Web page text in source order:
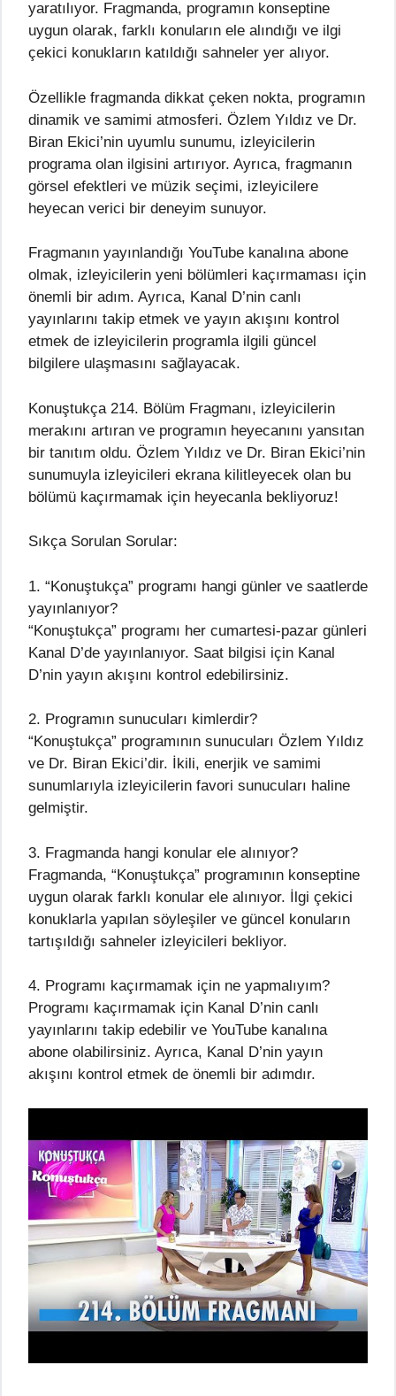
yaratılıyor. Fragmanda, programın konseptine
uygun olarak, farklı konuların ele alındığı ve ilgi
çekici konukların katıldığı sahneler yer alıyor.
Özellikle fragmanda dikkat çeken nokta, programın
dinamik ve samimi atmosferi. Özlem Yıldız ve Dr.
Biran Ekici’nin uyumlu sunumu, izleyicilerin
programa olan ilgisini artırıyor. Ayrıca, fragmanın
görsel efektleri ve müzik seçimi, izleyicilere
heyecan verici bir deneyim sunuyor.
Fragmanın yayınlandığı YouTube kanalına abone
olmak, izleyicilerin yeni bölümleri kaçırmaması için
önemli bir adım. Ayrıca, Kanal D’nin canlı
yayınlarını takip etmek ve yayın akışını kontrol
etmek de izleyicilerin programla ilgili güncel
bilgilere ulaşmasını sağlayacak.
Konuştukça 214. Bölüm Fragmanı, izleyicilerin
merakını artıran ve programın heyecanını yansıtan
bir tanıtım oldu. Özlem Yıldız ve Dr. Biran Ekici’nin
sunumuyla izleyicileri ekrana kilitleyecek olan bu
bölümü kaçırmamak için heyecanla bekliyoruz!
Sıkça Sorulan Sorular:
1. “Konuştukça” programı hangi günler ve saatlerde
yayınlanıyor?
“Konuştukça” programı her cumartesi-pazar günleri
Kanal D’de yayınlanıyor. Saat bilgisi için Kanal
D’nin yayın akışını kontrol edebilirsiniz.
2. Programın sunucuları kimlerdir?
“Konuştukça” programının sunucuları Özlem Yıldız
ve Dr. Biran Ekici’dir. İkili, enerjik ve samimi
sunumlarıyla izleyicilerin favori sunucuları haline
gelmiştir.
3. Fragmanda hangi konular ele alınıyor?
Fragmanda, “Konuştukça” programının konseptine
uygun olarak farklı konular ele alınıyor. İlgi çekici
konuklarla yapılan söyleşiler ve güncel konuların
tartışıldığı sahneler izleyicileri bekliyor.
4. Programı kaçırmamak için ne yapmalıyım?
Programı kaçırmamak için Kanal D’nin canlı
yayınlarını takip edebilir ve YouTube kanalına
abone olabilirsiniz. Ayrıca, Kanal D’nin yayın
akışını kontrol etmek de önemli bir adımdır.